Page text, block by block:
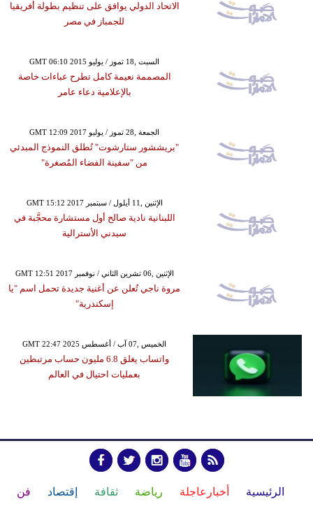
الاتحاد الدولي يوافق على تنظيم بطولة أفريقيا
للجمباز في مصر
GMT 06:10 2015 السبت ,18 تموز / يوليو
المصممة نعيمة كامل تطرح عباءات خاصة
بالإعلامية دعاء عامر
GMT 12:09 2017 الجمعة ,28 تموز / يوليو
"بريششور ستارشوت" تُطلق النموذج المبدئي
من "سفينة الفضاء المُصغرة"
GMT 15:12 2017 الإثنين ,11 أيلول / سبتمبر
اللبنانية نادية صالح أول مستشارة محجَّبة في
سيدني الأسترالية
GMT 12:51 2017 الإثنين ,06 تشرين الثاني / نوفمبر
مروة ناجي تُعلن عن أغنية جديدة تحمل اسم "يا
إسكندرية"
GMT 22:47 2025 الخميس ,07 آب / أغسطس
واتساب يغلق 6.8 مليون حساب مرتبطين
بعمليات احتيال في العالم
الرئيسية أخبارعاجلة رياضة ثقافة إقتصاد فن